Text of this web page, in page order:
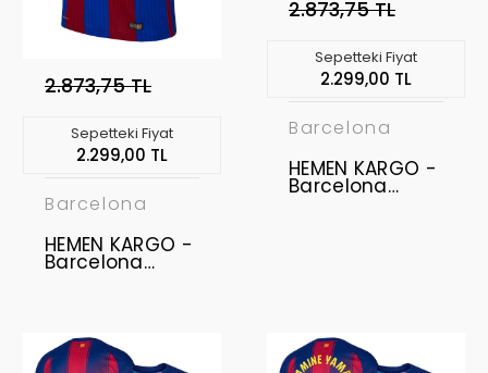
2.873,75 TL
Sepetteki Fiyat
2.299,00 TL
Barcelona
HEMEN KARGO -
Barcelona
2.873,75 TL
Sepetteki Fiyat
2.299,00 TL
Barcelona
HEMEN KARGO -
Barcelona